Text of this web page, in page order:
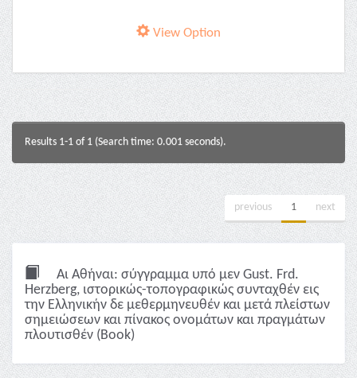
View Option
Results 1-1 of 1 (Search time: 0.001 seconds).
previous 1 next
Αι Αθήναι: σύγγραμμα υπό μεν Gust. Frd.
Herzberg, ιστορικώς-τοπογραφικώς συνταχθέν εις
την Ελληνικήν δε μεθερμηνευθέν και μετά πλείστων
σημειώσεων και πίνακος ονομάτων και πραγμάτων
πλουτισθέν (Book)